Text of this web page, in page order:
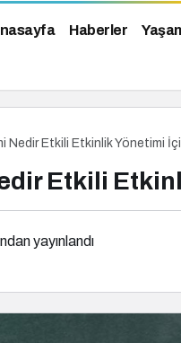
Haberler
Nedir Etkili Etkinlik Yönetimi
Etkili
yayınlandı